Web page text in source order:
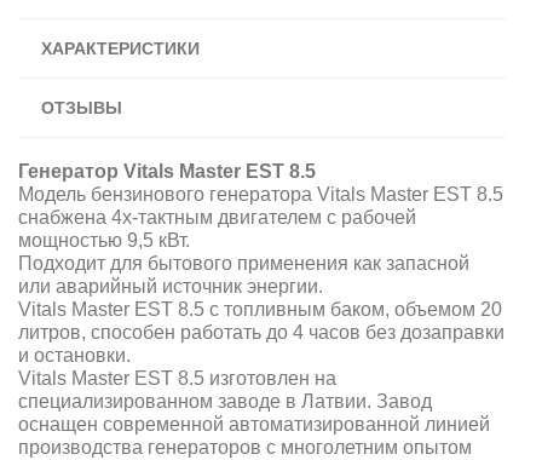
ХАРАКТЕРИСТИКИ
ОТЗЫВЫ
Генератор Vitals Master EST 8.5
Модель бензинового генератора Vitals Master EST 8.5
снабжена 4х-тактным двигателем с рабочей
мощностью 9,5 кВт.
Подходит для бытового применения как запасной
или аварийный источник энергии.
Vitals Master EST 8.5 с топливным баком, объемом 20
литров, способен работать до 4 часов без дозаправки
и остановки.
Vitals Master EST 8.5 изготовлен на
специализированном заводе в Латвии. Завод
оснащен современной автоматизированной линией
производства генераторов с многолетним опытом